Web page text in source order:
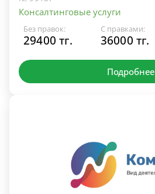
Консалтинговые услуги
Без правок:
29400 тг.
С правками:
36000 тг.
Подробнее